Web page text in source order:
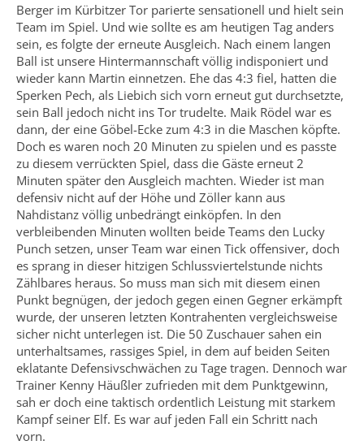
Berger im Kürbitzer Tor parierte sensationell und hielt sein
Team im Spiel. Und wie sollte es am heutigen Tag anders
sein, es folgte der erneute Ausgleich. Nach einem langen
Ball ist unsere Hintermannschaft völlig indisponiert und
wieder kann Martin einnetzen. Ehe das 4:3 fiel, hatten die
Sperken Pech, als Liebich sich vorn erneut gut durchsetzte,
sein Ball jedoch nicht ins Tor trudelte. Maik Rödel war es
dann, der eine Göbel-Ecke zum 4:3 in die Maschen köpfte.
Doch es waren noch 20 Minuten zu spielen und es passte
zu diesem verrückten Spiel, dass die Gäste erneut 2
Minuten später den Ausgleich machten. Wieder ist man
defensiv nicht auf der Höhe und Zöller kann aus
Nahdistanz völlig unbedrängt einköpfen. In den
verbleibenden Minuten wollten beide Teams den Lucky
Punch setzen, unser Team war einen Tick offensiver, doch
es sprang in dieser hitzigen Schlussviertelstunde nichts
Zählbares heraus. So muss man sich mit diesem einen
Punkt begnügen, der jedoch gegen einen Gegner erkämpft
wurde, der unseren letzten Kontrahenten vergleichsweise
sicher nicht unterlegen ist. Die 50 Zuschauer sahen ein
unterhaltsames, rassiges Spiel, in dem auf beiden Seiten
eklatante Defensivschwächen zu Tage tragen. Dennoch war
Trainer Kenny Häußler zufrieden mit dem Punktgewinn,
sah er doch eine taktisch ordentlich Leistung mit starkem
Kampf seiner Elf. Es war auf jeden Fall ein Schritt nach
vorn.